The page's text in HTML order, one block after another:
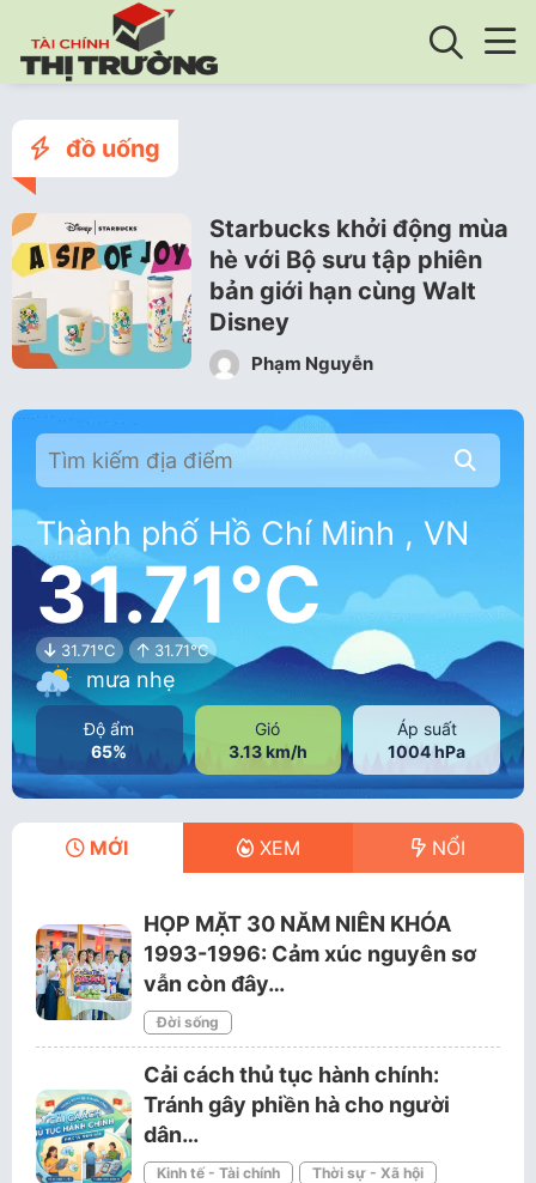
đồ uống
Starbucks khởi động mùa
hè với Bộ sưu tập phiên
bản giới hạn cùng Walt
Disney
Phạm Nguyễn
Thành phố Hồ Chí Minh , VN
31.71°C
31.71°C 31.71°C
mưa nhẹ
Độ ẩm
65%
Gió
3.13 km/h
Áp suất
1004 hPa
MỚI XEM NỔI
HỌP MẶT 30 NĂM NIÊN KHÓA
1993-1996: Cảm xúc nguyên sơ
vẫn còn đây…
Đời sống
Cải cách thủ tục hành chính:
Tránh gây phiền hà cho người
dân…
Kinh tế - Tài chính
Thời sự - Xã hội